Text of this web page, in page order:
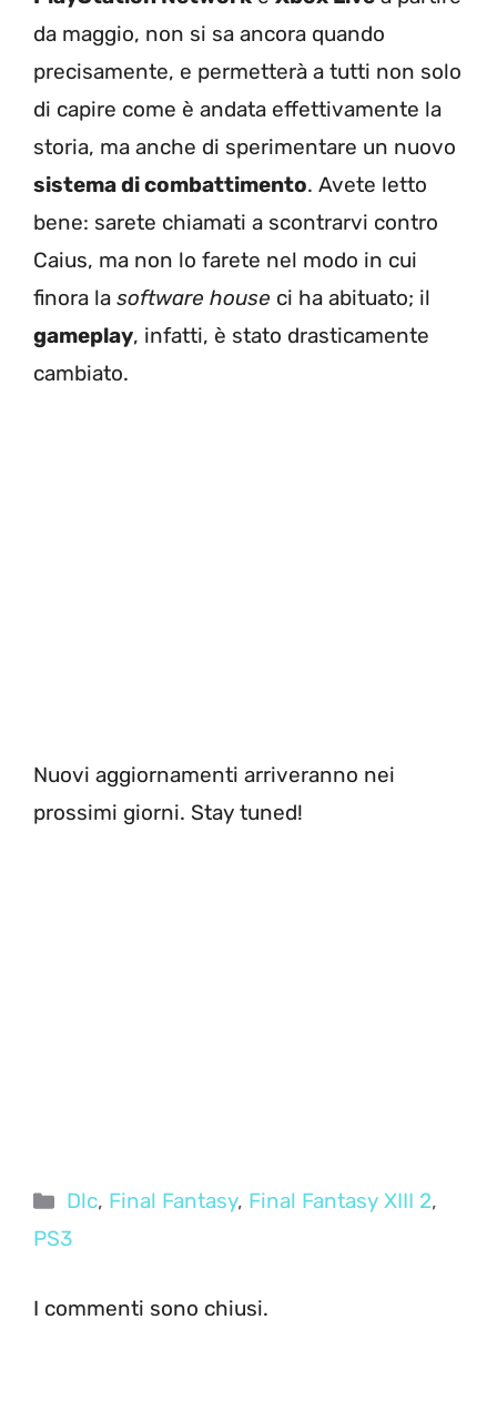
da maggio, non si sa ancora quando
precisamente, e permetterà a tutti non solo
di capire come è andata effettivamente la
storia, ma anche di sperimentare un nuovo
sistema di combattimento. Avete letto
bene: sarete chiamati a scontrarvi contro
Caius, ma non lo farete nel modo in cui
finora la software house ci ha abituato; il
gameplay, infatti, è stato drasticamente
cambiato.
Nuovi aggiornamenti arriveranno nei
prossimi giorni. Stay tuned!
Categorie
Dlc, Final Fantasy, Final Fantasy XIII 2,
PS3
I commenti sono chiusi.